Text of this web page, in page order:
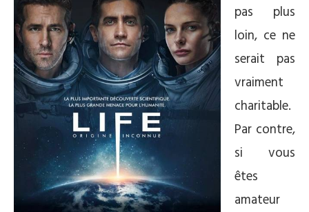
pas plus
loin, ce ne
serait pas
vraiment
charitable.
Par contre,
si vous
êtes
amateur